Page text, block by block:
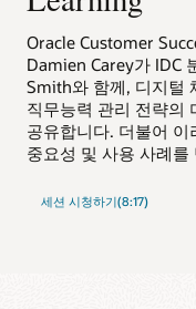
Oracle Customer
Damien Carey가 IDC
Smith와 함께, 디지털
직무능력 관리 전략의
공유합니다. 더불어
중요성 및 사용 사례를
세션 시청하기(8:17)